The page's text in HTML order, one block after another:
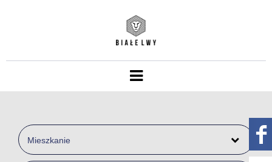
Mieszkanie